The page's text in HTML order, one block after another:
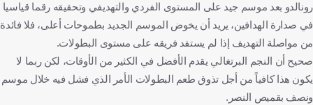
رونالدو بعد موسم جيد على المستوى الفردي والتهديفي وتحقيقه رقما قياسيا
في صدارة الهدافين، يريد أن يخوض الموسم الجديد بطموحات أعلى، فلا فائدة
من مواصلة التهديف إذا لم يستفد فريقه على مستوى البطولات.
صحيح أن النجم البرتغالي يقدم الأفضل في الكثير من الأوقات، لكن ربما لا
يكون هذا كافياً من أجل تذوق طعم البطولات الأمر الذي فشل فيه خلال موسم
ونصف بقميص النصر.